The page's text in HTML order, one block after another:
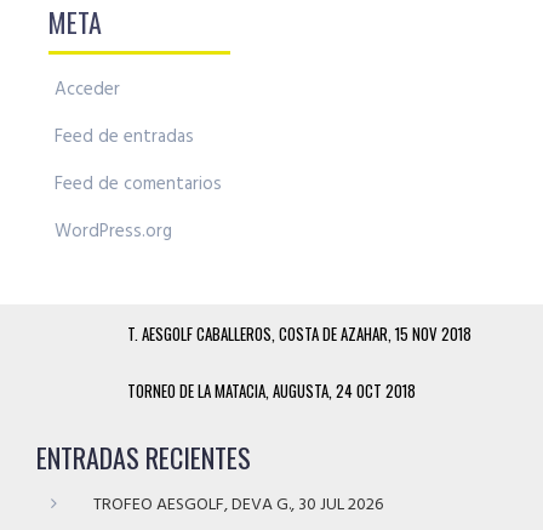
META
Acceder
Feed de entradas
Feed de comentarios
WordPress.org
T. AESGOLF CABALLEROS, COSTA DE AZAHAR, 15 NOV 2018
TORNEO DE LA MATACIA, AUGUSTA, 24 OCT 2018
ENTRADAS RECIENTES
TROFEO AESGOLF, DEVA G., 30 JUL 2026